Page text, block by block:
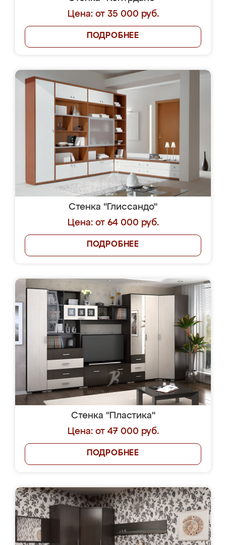
Цена: от 35 000 руб.
ПОДРОБНЕЕ
Стенка "Глиссандо"
Цена: от 64 000 руб.
ПОДРОБНЕЕ
Стенка "Пластика"
Цена: от 47 000 руб.
ПОДРОБНЕЕ